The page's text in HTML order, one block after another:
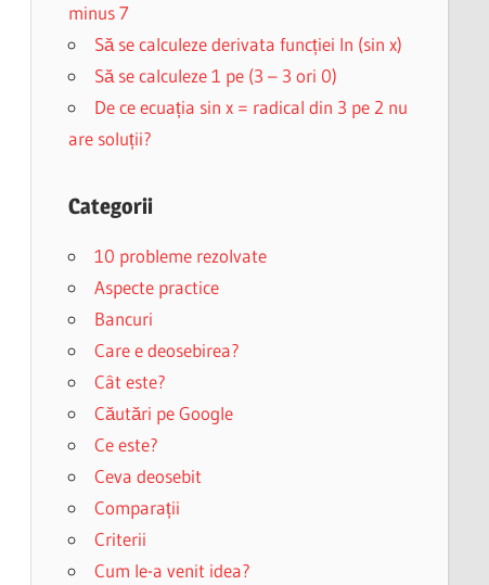
minus 7
Să se calculeze derivata funcției ln (sin x)
Să se calculeze 1 pe (3 – 3 ori 0)
De ce ecuația sin x = radical din 3 pe 2 nu
are soluții?
Categorii
10 probleme rezolvate
Aspecte practice
Bancuri
Care e deosebirea?
Cât este?
Căutări pe Google
Ce este?
Ceva deosebit
Comparații
Criterii
Cum le-a venit idea?